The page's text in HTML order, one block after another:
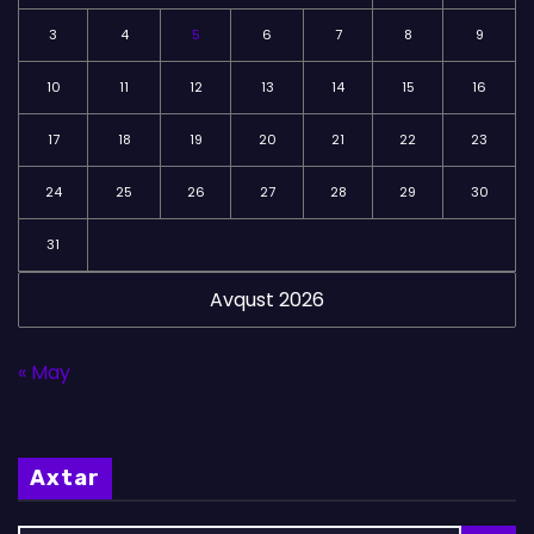
Avqust 2026
3 4 5 6 7 8 9
10 11 12 13 14 15 16
17 18 19 20 21 22 23
24 25 26 27 28 29 30
31
« May
Axtar